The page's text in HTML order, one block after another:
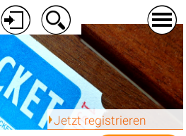
Jetzt registrieren